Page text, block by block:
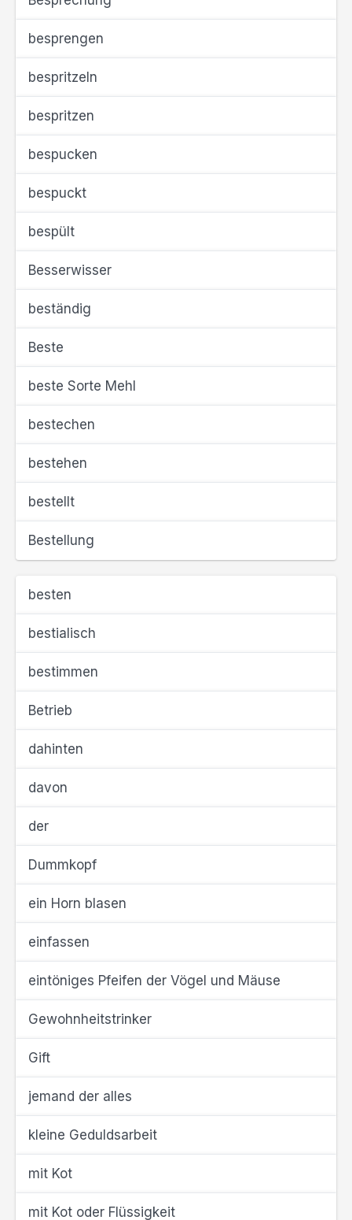
besprengen
bespritzeln
bespritzen
bespucken
bespuckt
bespült
Besserwisser
beständig
Beste
beste Sorte Mehl
bestechen
bestehen
bestellt
Bestellung
besten
bestialisch
bestimmen
Betrieb
dahinten
davon
der
Dummkopf
ein Horn blasen
einfassen
eintöniges Pfeifen der Vögel und Mäuse
Gewohnheitstrinker
Gift
jemand der alles
kleine Geduldsarbeit
mit Kot
mit Kot oder Flüssigkeit